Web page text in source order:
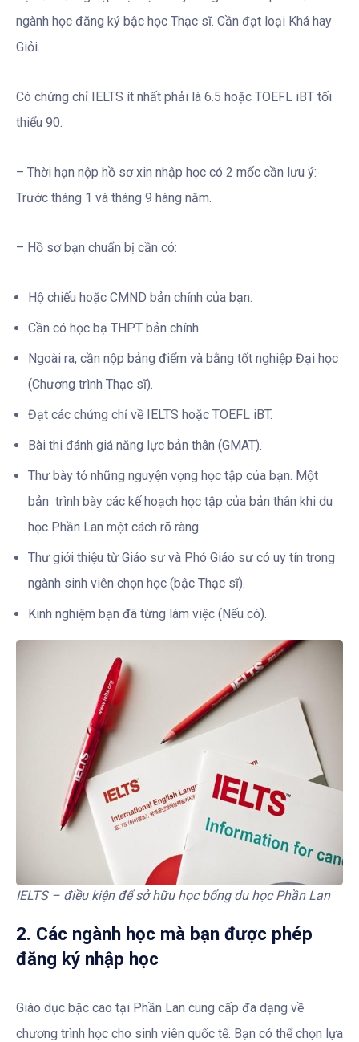
ngành học đăng ký bậc học Thạc sĩ. Cần đạt loại Khá hay
Giỏi.
Có chứng chỉ IELTS ít nhất phải là 6.5 hoặc TOEFL iBT tối
thiểu 90.
– Thời hạn nộp hồ sơ xin nhập học có 2 mốc cần lưu ý:
Trước tháng 1 và tháng 9 hàng năm.
– Hồ sơ bạn chuẩn bị cần có:
Hộ chiếu hoặc CMND bản chính của bạn.
Cần có học bạ THPT bản chính.
Ngoài ra, cần nộp bảng điểm và bằng tốt nghiệp Đại học
(Chương trình Thạc sĩ).
Đạt các chứng chỉ về IELTS hoặc TOEFL iBT.
Bài thi đánh giá năng lực bản thân (GMAT).
Thư bày tỏ những nguyện vọng học tập của bạn. Một
bản trình bày các kế hoạch học tập của bản thân khi du
học Phần Lan một cách rõ ràng.
Thư giới thiệu từ Giáo sư và Phó Giáo sư có uy tín trong
ngành sinh viên chọn học (bậc Thạc sĩ).
Kinh nghiệm bạn đã từng làm việc (Nếu có).
IELTS – điều kiện để sở hữu học bổng du học Phần Lan
2. Các ngành học mà bạn được phép
đăng ký nhập học
Giáo dục bậc cao tại Phần Lan cung cấp đa dạng về
chương trình học cho sinh viên quốc tế. Bạn có thể chọn lựa